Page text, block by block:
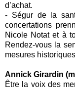
d’achat.
- Ségur de la
concertations
Nicole Notatet à
Rendez-vous la
mesures
Annick Girardin
Être la voix des